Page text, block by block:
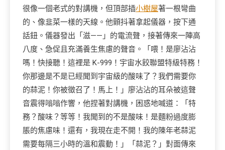
很像一個老式的對講機，但頂部插小樹屋著一根彎曲
的、像韭菜一樣的天線。他顫抖著拿起儀器，按下通
話鈕。儀器發出「滋——」的電流聲，接著傳來一陣高
八度、急促且充滿養生焦慮的聲音。「喂！是廖沾沾
嗎！快接聽！這裡是 K-999！宇宙水餃聯盟特級特務！
你那邊是不是已經聞到宇宙級的酸味了？我們需要你
的蒜泥！你被徵召了！馬上！」廖沾沾的耳朵被這聲
音震得嗡嗡作響，他捏著對講機，困惑地喊道：「特
務？酸味？等等！我聞到的不是酸味！是麵粉過度膨
脹的焦慮味！還有，我現在走不開！我的陳年老蒜泥
需要每隔三小時的溫和震動！」「蒜泥？」對面傳來